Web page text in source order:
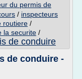
du permis de
/ inspecteurs
routiere /
la securite /
de conduire
de conduire -